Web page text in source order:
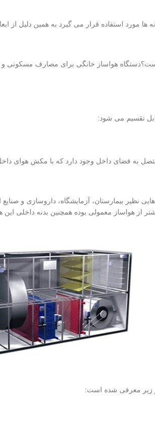
ها مورد استفاده قرار می گیرد به همین دلیل از
هواساز خانگی برای مصارف مسکونی
تقسیم می شود:
به فضای داخل وجود دارد که با مکش هوای
نظیر بیمارستان، آزمایشگاه، داروسازی و
بیشتر از هواساز معمولی بوده همچنین بدنه
در زیر معرفی شده است: